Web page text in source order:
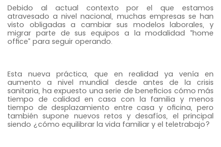
Debido al actual contexto por el que estamos
atravesado a nivel nacional, muchas empresas se han
visto obligadas a cambiar sus modelos laborales, y
migrar parte de sus equipos a la modalidad “home
office” para seguir operando.
Esta nueva práctica, que en realidad ya venía en
aumento a nivel mundial desde antes de la crisis
sanitaria, ha expuesto una serie de beneficios cómo más
tiempo de calidad en casa con la familia y menos
tiempo de desplazamiento entre casa y oficina, pero
también supone nuevos retos y desafíos, el principal
siendo ¿cómo equilibrar la vida familiar y el teletrabajo?